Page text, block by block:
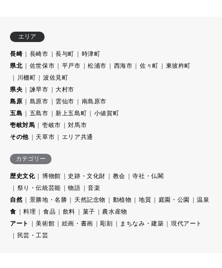
エリア
長崎 長崎市 長与町
時津町
県北
佐世保市 平戸市 松浦市 西海市 佐々町
東彼杵町
川棚町
波佐見町
県央
諫早市
大村市
島原
島原市 雲仙市
南島原市
五島
五島市 新上五島町
小値賀町
壱岐対馬
壱岐市
対馬市
その他
天草市 エリア共通
カテゴリー
歴史文化 博物館 史跡・文化財 教会
寺社・仏閣
祭り・伝統芸能
物語
音楽
自然
景勝地・名勝 天然記念物 動植物 地質 庭園・公園
温泉
食
料理 食品 飲料 菓子
農水産物
アート
美術館 絵画・書画 彫刻 まちなみ・建築
現代アート
民芸・工芸